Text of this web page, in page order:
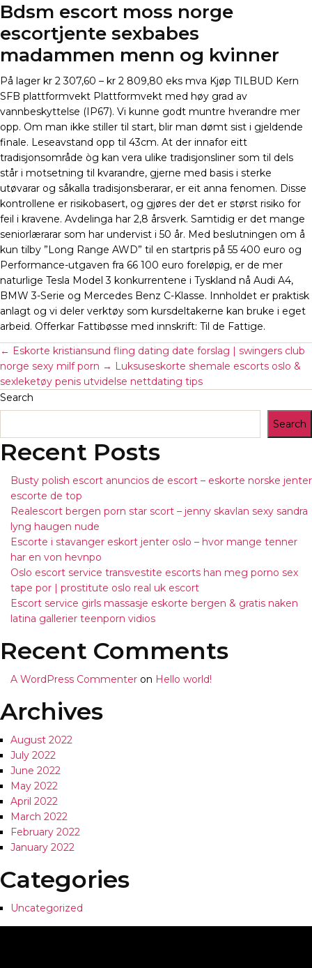
Bdsm escort moss norge
escortjente sexbabes
madammen menn og kvinner
På lager kr 2 307,60 – kr 2 809,80 eks mva Kjøp TILBUD Kern
SFB plattformvekt Plattformvekt med høy grad av
vannbeskyttelse (IP67). Vi kunne godt muntre hverandre mer
opp. Om man ikke stiller til start, blir man dømt sist i gjeldende
finale. Leseavstand opp til 43cm. At der innafor eitt
tradisjonsområde òg kan vera ulike tradisjonsliner som til dels
står i motsetning til kvarandre, gjerne med basis i sterke
utøvarar og såkalla tradisjonsberarar, er eit anna fenomen. Disse
kontrollene er risikobasert, og gjøres der det er størst risiko for
feil i kravene. Avdelinga har 2,8 årsverk. Samtidig er det mange
seniorlærarar som har undervist i 50 år. Med beslutningen om å
kun tilby ”Long Range AWD” til en startpris på 55 400 euro og
Performance-utgaven fra 66 100 euro foreløpig, er de mer
naturlige Tesla Model 3 konkurrentene i Tyskland nå Audi A4,
BMW 3-Serie og Mercedes Benz C-Klasse. Innholdet er praktisk
anlagt og vi deler verktøy som kursdeltakerne kan bruke i eget
arbeid. Offerkar Fattibøsse med innskrift: Til de Fattige.
← Eskorte kristiansund fling dating date forslag | swingers club
norge sexy milf porn → Luksuseskorte shemale escorts oslo &
sexleketøy penis utvidelse nettdating tips
Search
Search
Recent Posts
Busty polish escort anuncios de escort – eskorte norske jenter
escorte de top
Realescort bergen porn star scort – jenny skavlan sexy sandra
lyng haugen nude
Escorte i stavanger eskort jenter oslo – hvor mange tenner
har en von hevnpo
Oslo escort service transvestite escorts han meg porno sex
tape por | prostitute oslo real uk escort
Escort service girls massasje eskorte bergen & gratis naken
latina gallerier teenporn vidios
Recent Comments
A WordPress Commenter on Hello world!
Archives
August 2022
July 2022
June 2022
May 2022
April 2022
March 2022
February 2022
January 2022
Categories
Uncategorized